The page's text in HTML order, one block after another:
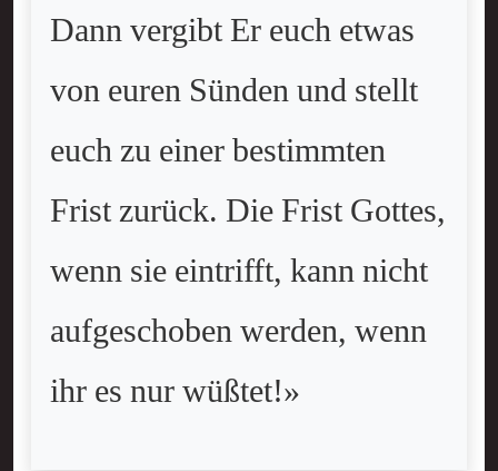
Dann vergibt Er euch etwas
von euren Sünden und stellt
euch zu einer bestimmten
Frist zurück. Die Frist Gottes,
wenn sie eintrifft, kann nicht
aufgeschoben werden, wenn
ihr es nur wüßtet!»